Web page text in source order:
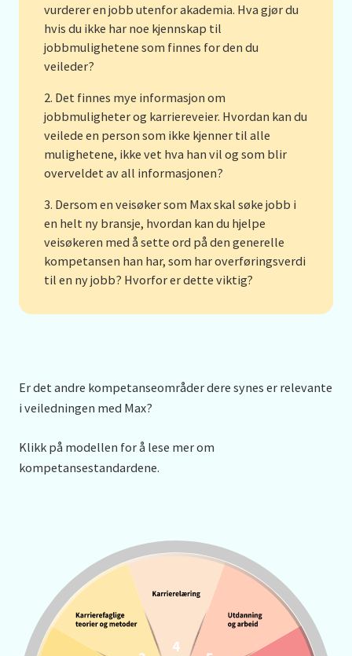
vurderer en jobb utenfor akademia. Hva gjør du
hvis du ikke har noe kjennskap til
jobbmulighetene som finnes for den du
veileder?
Det finnes mye informasjon om
jobbmuligheter og karriereveier. Hvordan kan du
veilede en person som ikke kjenner til alle
mulighetene, ikke vet hva han vil og som blir
overveldet av all informasjonen?
Dersom en veisøker som Max skal søke jobb i
en helt ny bransje, hvordan kan du hjelpe
veisøkeren med å sette ord på den generelle
kompetansen han har, som har overføringsverdi
til en ny jobb? Hvorfor er dette viktig?
Er det andre kompetanseområder dere synes er relevante
i veiledningen med Max?
Klikk på modellen for å lese mer om
kompetansestandardene.